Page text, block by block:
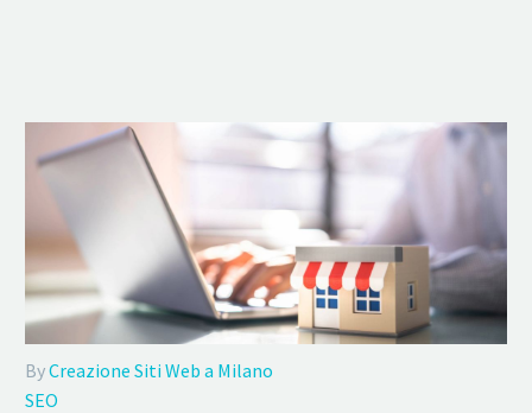
ByCreazione Siti Web a Milano
SEO